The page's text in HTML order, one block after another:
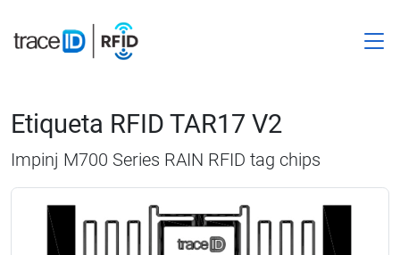
Etiqueta RFID TAR17 V2
Impinj M700 Series RAIN RFID tag chips